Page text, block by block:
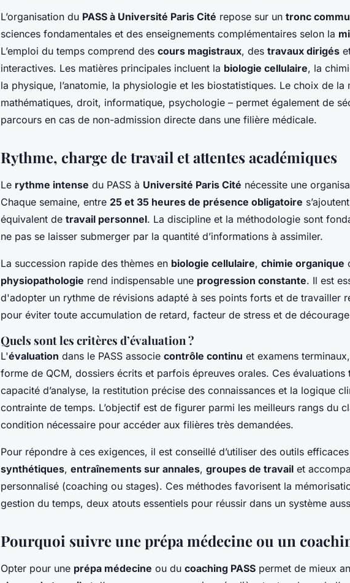
L’organisation du PASS à Université Paris Cité repose sur un tronc
sciences fondamentales et des enseignements complémentaires selon la
L’emploi du temps comprend des cours magistraux, des travaux dirigés
interactives. Les matières principales incluent la biologie cellulaire, la
la physique, l’anatomie, la physiologie et les biostatistiques. Le choix de la
mathématiques, droit, informatique, psychologie – permet également de
parcours en cas de non-admission directe dans une filière médicale.
Rythme, charge de travail et attentes académiques
Le rythme intense du PASS à Université Paris Cité nécessite une
Chaque semaine, entre 25 et 35 heures de présence obligatoire
équivalent de travail personnel. La discipline et la méthodologie sont
ne pas se laisser submerger par la quantité d’informations à assimiler.
La succession rapide des thèmes en biologie cellulaire, chimie organique
physiopathologie rend indispensable une progression constante. Il est
d'adopter un rythme de révisions adapté à ses points forts et de travailler
pour éviter toute accumulation de retard, facteur de stress et de
Quels sont les critères d’évaluation ?
L'évaluation dans le PASS associe contrôle continu et examens
forme de QCM, dossiers écrits et parfois épreuves orales. Ces évaluations
capacité d’analyse, la restitution précise des connaissances et la logique
contrainte de temps. L’objectif est de figurer parmi les meilleurs rangs du
condition nécessaire pour accéder aux filières très demandées.
Pour répondre à ces exigences, il est conseillé d’utiliser des outils
synthétiques, entraînements sur annales, groupes de travail et
personnalisé (coaching ou stages). Ces méthodes favorisent la
gestion du temps, deux atouts essentiels pour réussir dans un système
Pourquoi suivre une prépa médecine ou un
Opter pour une prépa médecine ou du coaching PASS permet de mieux